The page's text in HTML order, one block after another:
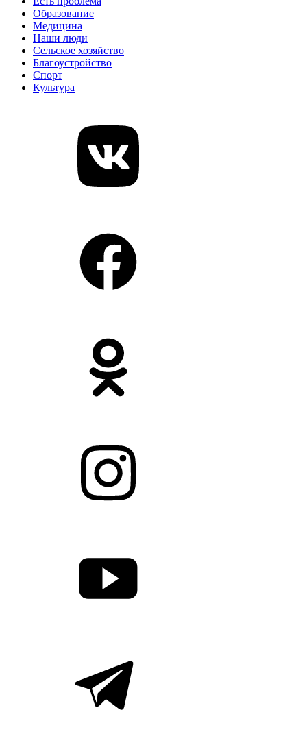
Образование
Медицина
Наши люди
Сельское хозяйство
Благоустройство
Спорт
Культура